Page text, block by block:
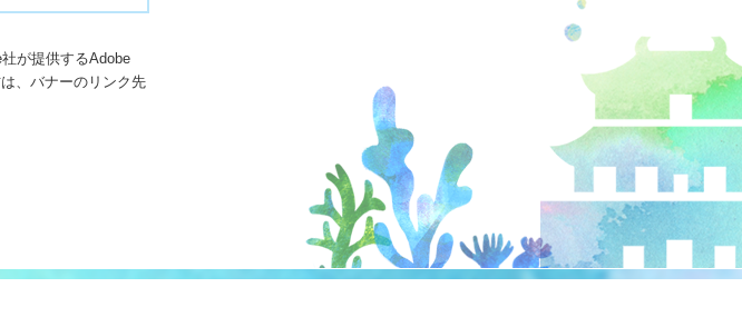
が提供するAdobe
、バナーのリンク先